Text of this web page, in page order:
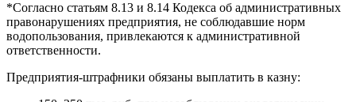
*Согласно статьям 8.13 и 8.14 Кодекса об административных
правонарушениях предприятия, не соблюдавшие норм
водопользования, привлекаются к административной
ответственности.
Предприятия-штрафники обязаны выплатить в казну: